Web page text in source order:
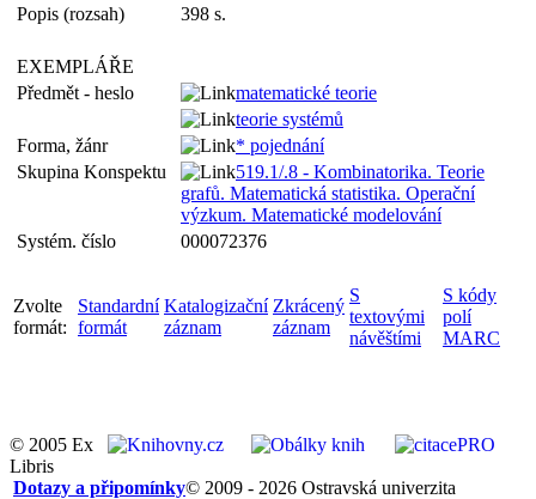
Popis (rozsah)
398 s.
EXEMPLÁŘE
Předmět - heslo
matematické teorie
teorie systémů
Forma, žánr
* pojednání
Skupina Konspektu
519.1/.8 - Kombinatorika. Teorie
grafů. Matematická statistika. Operační
výzkum. Matematické modelování
Systém. číslo
000072376
Zvolte
formát:
Standardní
formát
Katalogizační
záznam
Zkrácený
záznam
S
textovými
návěštími
S kódy
polí
MARC
© 2005 Ex
Libris
© 2009 - 2026 Ostravská univerzita
Dotazy a připomínky